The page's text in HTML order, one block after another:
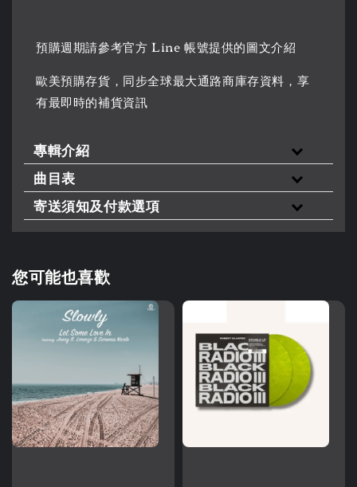
預購週期請參考官方 Line 帳號提供的圖文介紹
歐美預購存貨，同步全球最大通路商庫存資料，享
有最即時的補貨資訊
專輯介紹
曲目表
寄送須知及付款選項
您可能也喜歡